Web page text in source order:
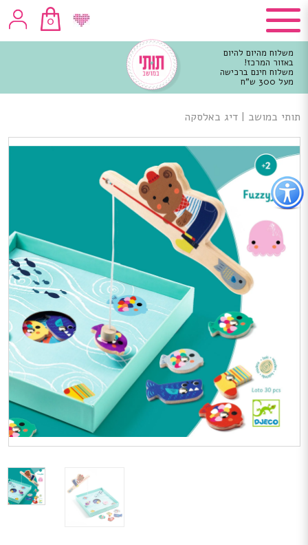
כפתור
לפתיחת
תפריט
נגישות
0
משלוח מהיום להיום
באזור המרכז!
משלוח חינם ברכישה
מעל 300 ש"ח
מרכזי
תותי במושב |דיג באלסקה